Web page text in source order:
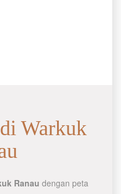
Warkuk
Ranau dengan peta